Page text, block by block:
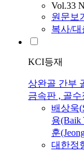
Vol.33
원문보기
복사/대
KCI등재
상완골 간부
금속판 , 골
배상욱(
용(Baik
훈
대한정